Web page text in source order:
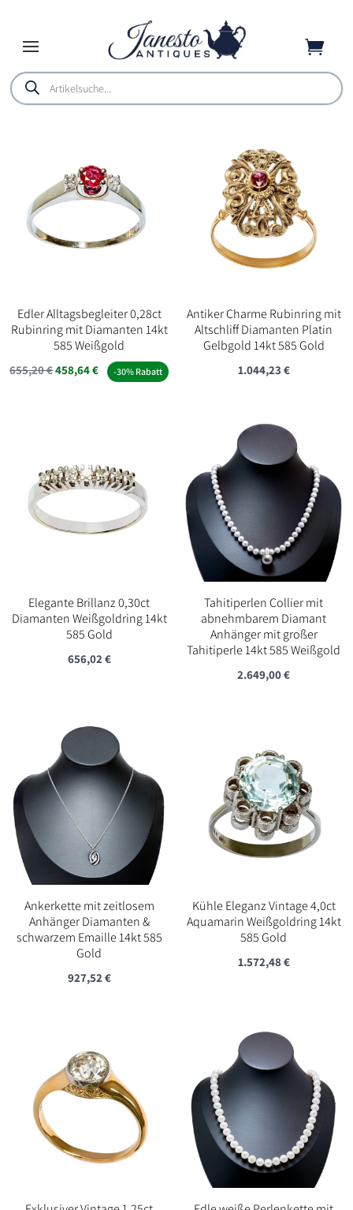

Products
search
Edler Alltagsbegleiter 0,28ct
Rubinring mit Diamanten 14kt
585 Weißgold
655,20€458,64€ -30% Rabatt
Antiker Charme Rubinring mit
Altschliff Diamanten Platin
Gelbgold 14kt 585 Gold
1.044,23 €
Elegante Brillanz 0,30ct
Diamanten Weißgoldring 14kt
585 Gold
656,02€
Tahitiperlen Collier mit
abnehmbarem Diamant
Anhänger mit großer
Tahitiperle 14kt 585 Weißgold
2.649,00€
Ankerkette mit zeitlosem
Anhänger Diamanten &
schwarzem Emaille 14kt 585
Gold
927,52€
Kühle Eleganz Vintage 4,0ct
Aquamarin Weißgoldring 14kt
585 Gold
1.572,48€